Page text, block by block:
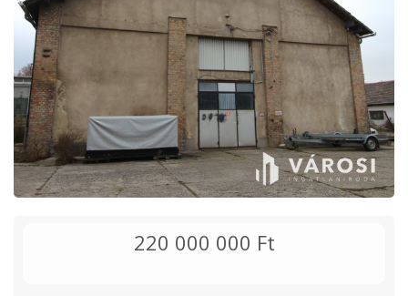
220 000 000 Ft